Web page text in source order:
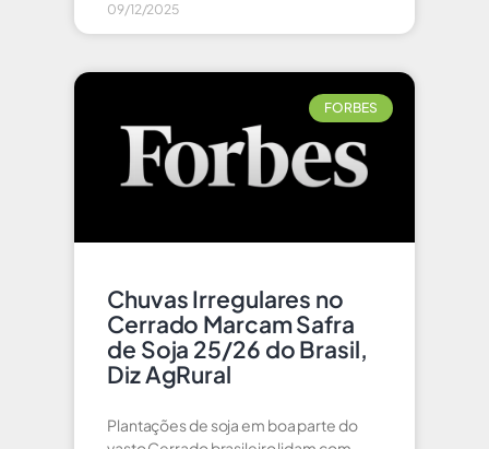
09/12/2025
FORBES
Chuvas Irregulares no
Cerrado Marcam Safra
de Soja 25/26 do Brasil,
Diz AgRural
Plantações de soja em boa parte do